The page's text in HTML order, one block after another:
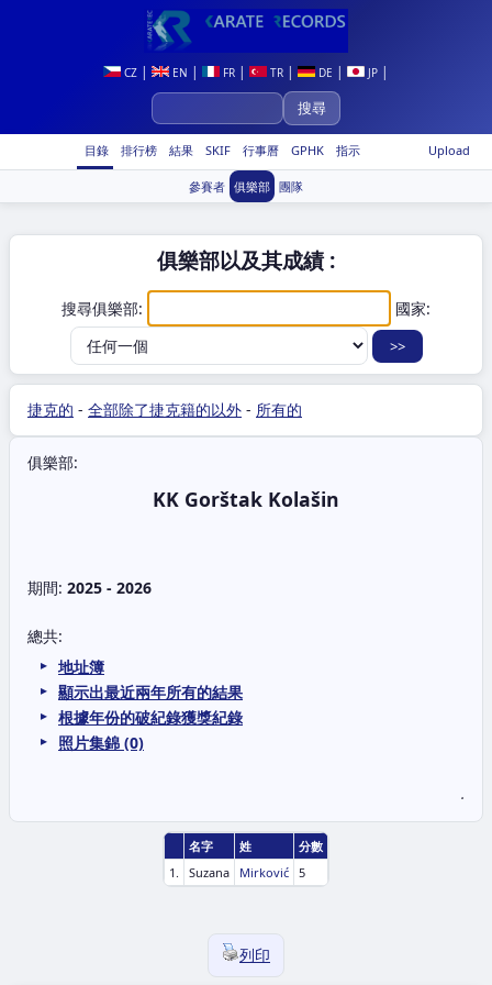
CZ | EN | FR | TR | DE | JP |
Upload
目錄 排行榜 結果 SKIF 行事曆 GPHK 指示
參賽者 俱樂部 團隊
俱樂部以及其成績 :
搜尋俱樂部: 國家:
捷克的 - 全部除了捷克籍的以外 - 所有的
俱樂部:
KK Gorštak Kolašin
期間: 2025 - 2026
總共:
地址簿
顯示出最近兩年所有的結果
根據年份的破紀錄獲獎紀錄
照片集錦 (0)
.
名字 姓
分數
1.
Suzana Mirković 5
列印